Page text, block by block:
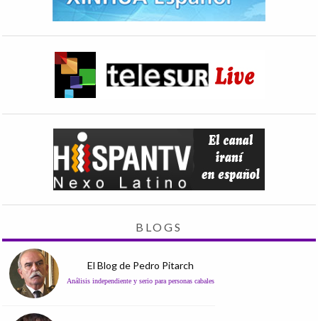
BLOGS
El Blog de Pedro Pitarch
Análisis independiente y serio para personas cabales